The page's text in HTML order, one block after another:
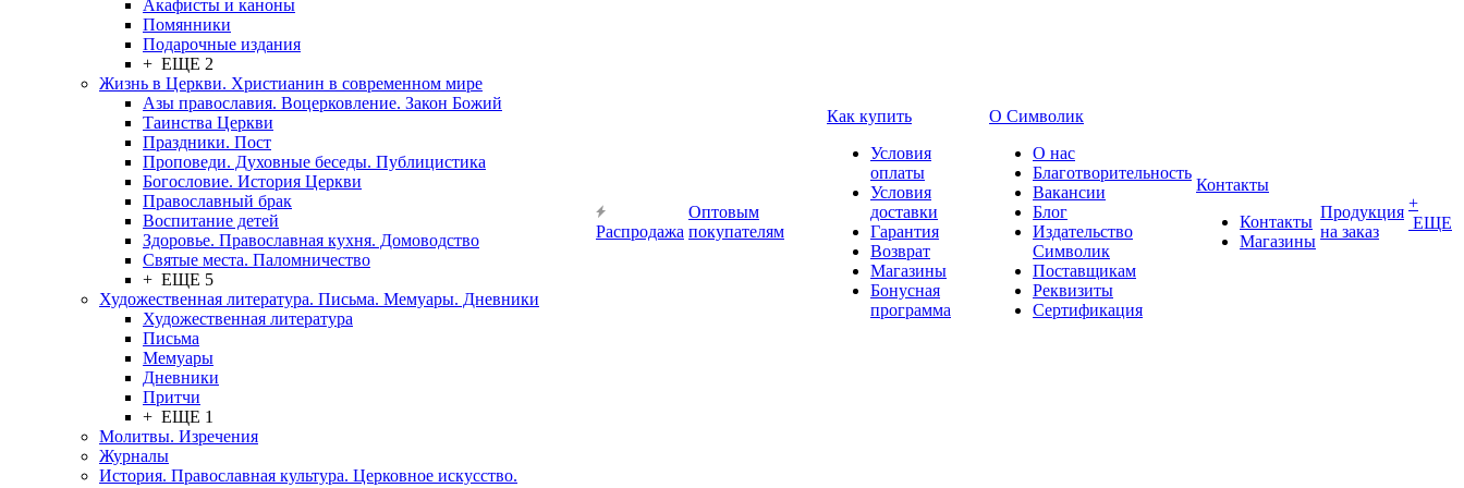
Акафисты и каноны
Помянники
Подарочные издания
+ ЕЩЕ 2
Жизнь в Церкви. Христианин в современном мире
Азы православия. Воцерковление. Закон Божий
Таинства Церкви
Праздники. Пост
Проповеди. Духовные беседы. Публицистика
Богословие. История Церкви
Православный брак
Воспитание детей
Здоровье. Православная кухня. Домоводство
Святые места. Паломничество
+ ЕЩЕ 5
Художественная литература. Письма. Мемуары. Дневники
Художественная литература
Письма
Мемуары
Дневники
Притчи
+ ЕЩЕ 1
Молитвы. Изречения
Журналы
История. Православная культура. Церковное искусство.
Распродажа
Оптовым
покупателям
Как купить
Условия
оплаты
Условия
доставки
Гарантия
Возврат
Магазины
Бонусная
программа
О Символик
О нас
Благотворительность
Вакансии
Блог
Издательство
Символик
Поставщикам
Реквизиты
Сертификация
Контакты
Контакты
Магазины
Продукция
на заказ
+
ЕЩЕ